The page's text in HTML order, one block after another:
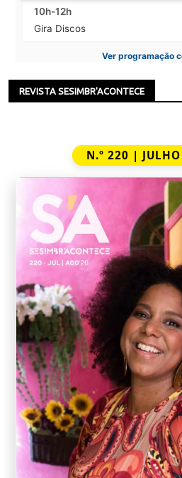
10h-12h
Gira Discos
Ver programação
REVISTA SESIMBR'ACONTECE
N.º 220 |